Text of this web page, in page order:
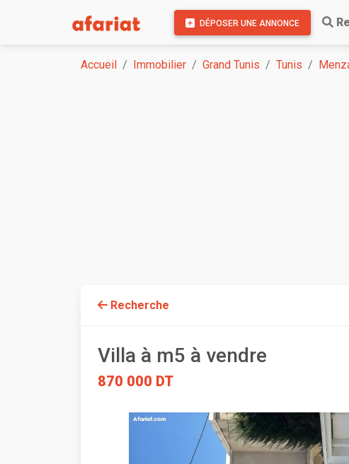
DÉPOSER UNE ANNONCE
Accueil Immobilier Grand Tunis Tunis
Recherche
Villa à m5 à vendre
870 000 DT